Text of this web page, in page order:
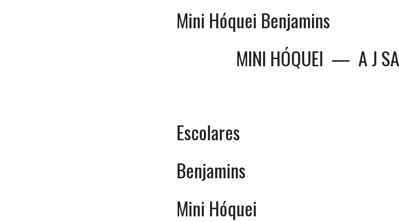
Mini Hóquei Benjamins
MINI HÓQUEI — A J
Escolares
Benjamins
Mini Hóquei